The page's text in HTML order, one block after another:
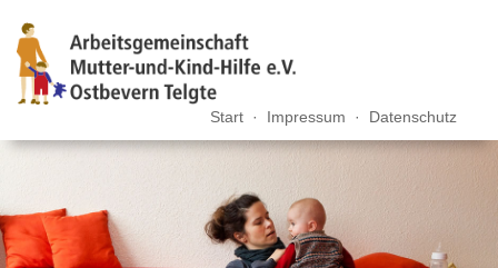
Start · Impressum · Datenschutz